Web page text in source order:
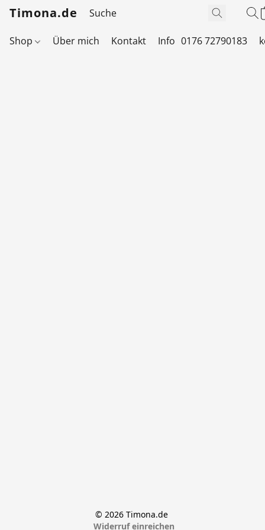
Timona.de
Shop Über mich Kontakt Info 0176 72790183
© 2026 Timona.de
Widerruf einreichen